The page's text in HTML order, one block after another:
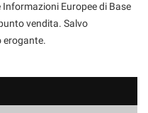
Europee di Base
vendita. Salvo
erogante.